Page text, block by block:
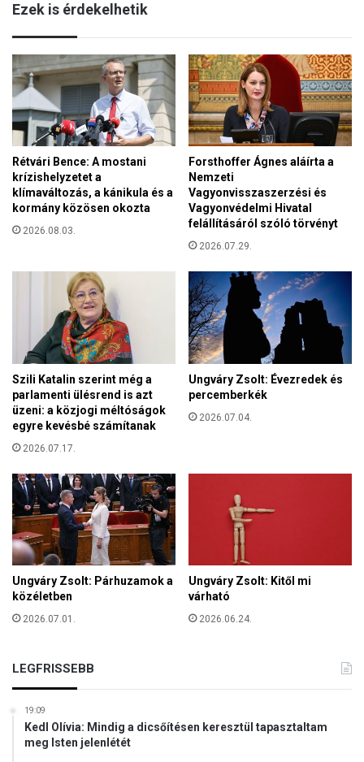
g
í
t
s
é
e
é
t
v
é
d
e
l
m
é
r
e
s
t
f
e
l
„
ü
z
e
k
f
l
j
”
Ezek is érdekelhetik
Rétvári Bence: A mostani
krízishelyzetet a
klímaváltozás, a kánikula és a
kormány közösen okozta
2026.08.03.
Forsthoffer Ágnes aláírta a
Nemzeti
Vagyonvisszaszerzési és
Vagyonvédelmi Hivatal
felállításáról szóló törvényt
2026.07.29.
Szili Katalin szerint még a
parlamenti ülésrend is azt
üzeni: a közjogi méltóságok
egyre kevésbé számítanak
2026.07.17.
Ungváry Zsolt: Évezredek és
percemberkék
2026.07.04.
Ungváry Zsolt: Párhuzamok a
közéletben
2026.07.01.
Ungváry Zsolt: Kitől mi
várható
2026.06.24.
LEGFRISSEBB
19:09
Kedl Olívia: Mindig a dicsőítésen keresztül tapasztaltam
meg Isten jelenlétét